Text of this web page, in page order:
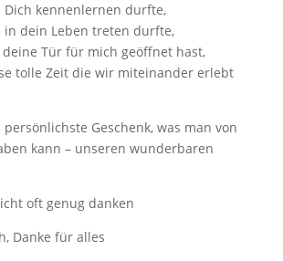
Dich kennenlernen durfte,
in dein Leben treten durfte,
deine Tür für mich geöffnet hast,
tolle Zeit die wir miteinander erlebt
Geschenk, was man von
kann – unseren wunderbaren
oft genug danken
Danke für alles